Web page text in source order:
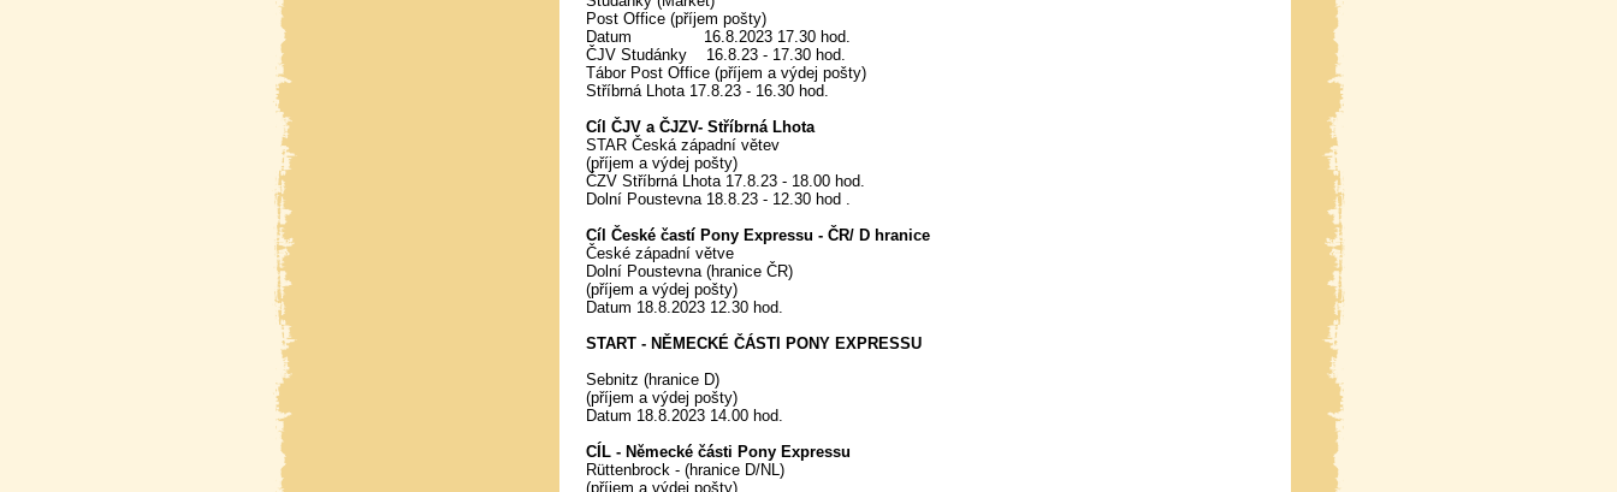
Post Office (příjem pošty)
Datum 16.8.2023 17.30 hod.
ČJV Studánky 16.8.23 - 17.30 hod.
Tábor Post Office (příjem a výdej pošty)
Stříbrná Lhota 17.8.23 - 16.30 hod.
Cíl ČJV a ČJZV- Stříbrná Lhota
STAR Česká západní větev
(příjem a výdej pošty)
ČZV Stříbrná Lhota 17.8.23 - 18.00 hod.
Dolní Poustevna 18.8.23 - 12.30 hod .
Cíl České častí Pony Expressu - ČR/ D hranice
České západní větve
Dolní Poustevna (hranice ČR)
(příjem a výdej pošty)
Datum 18.8.2023 12.30 hod.
START - NĚMECKÉ ČÁSTI PONY EXPRESSU
Sebnitz (hranice D)
(příjem a výdej pošty)
Datum 18.8.2023 14.00 hod.
CÍL - Německé části Pony Expressu
Rüttenbrock - (hranice D/NL)
(příjem a výdej pošty)